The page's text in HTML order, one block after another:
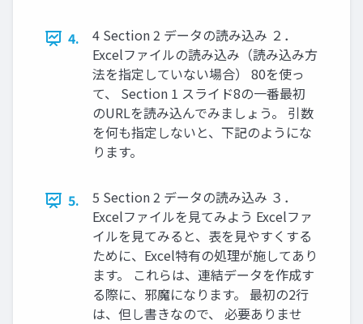
4.
4 Section 2 データの読み込み ２．
Excelファイルの読み込み（読み込み方
法を指定していない場合） 80を使っ
て、 Section 1 スライド8の一番最初
のURLを読み込んでみましょう。 引数
を何も指定しないと、下記のようにな
ります。
5.
5 Section 2 データの読み込み ３．
Excelファイルを見てみよう Excelファ
イルを見てみると、表を見やすくする
ために、Excel特有の処理が施してあり
ます。 これらは、連結データを作成す
る際に、邪魔になります。 最初の2行
は、但し書きなので、 必要ありませ